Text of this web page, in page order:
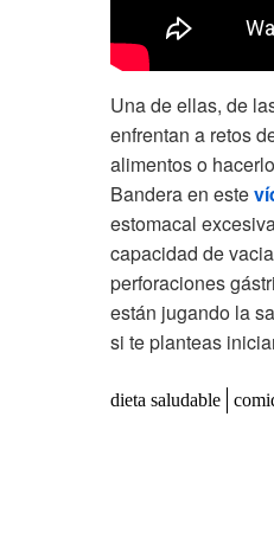
Una de ellas, de
enfrentan a retos
alimentos o
Bandera en este
estomacal
capacidad de
perforaciones
están jugando la
si te planteas
dieta saludable